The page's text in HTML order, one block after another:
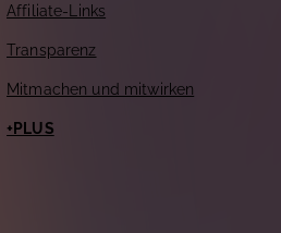
Affiliate-Links
Transparenz
Mitmachen und mitwirken
+PLUS